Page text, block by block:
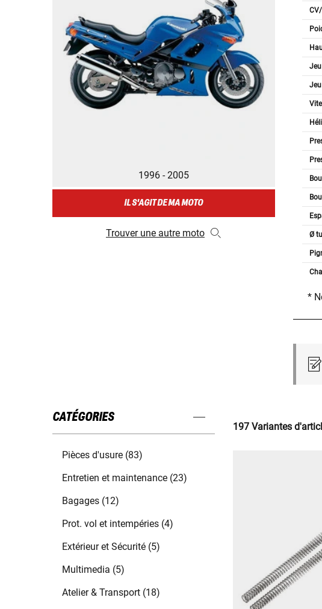
1996 - 2005
IL S'AGIT DE MA MOTO
Trouver une autre moto Ø
*
CATÉGORIES
Pièces d'usure (83)
Entretien et maintenance (23)
Bagages (12)
Prot. vol et intempéries (4)
Extérieur et Sécurité (5)
Multimedia (5)
Atelier & Transport (18)
197 Variantes